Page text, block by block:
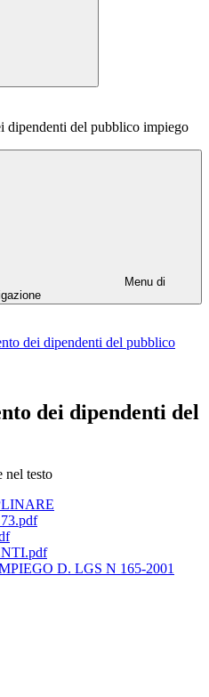
dipendenti del pubblico impiego
Menu di
dei dipendenti del pubblico
dei dipendenti del
D. LGS N 165-2001